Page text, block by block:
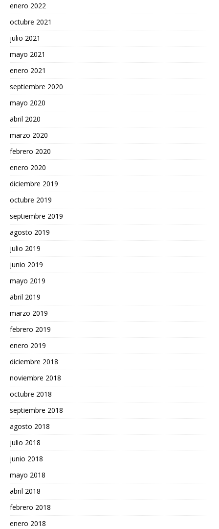
enero 2022
octubre 2021
julio 2021
mayo 2021
enero 2021
septiembre 2020
mayo 2020
abril 2020
marzo 2020
febrero 2020
enero 2020
diciembre 2019
octubre 2019
septiembre 2019
agosto 2019
julio 2019
junio 2019
mayo 2019
abril 2019
marzo 2019
febrero 2019
enero 2019
diciembre 2018
noviembre 2018
octubre 2018
septiembre 2018
agosto 2018
julio 2018
junio 2018
mayo 2018
abril 2018
febrero 2018
enero 2018